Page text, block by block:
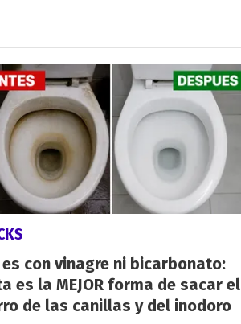
es con vinagre ni bicarbonato:
es la MEJOR forma de sacar el
de las canillas y del inodoro